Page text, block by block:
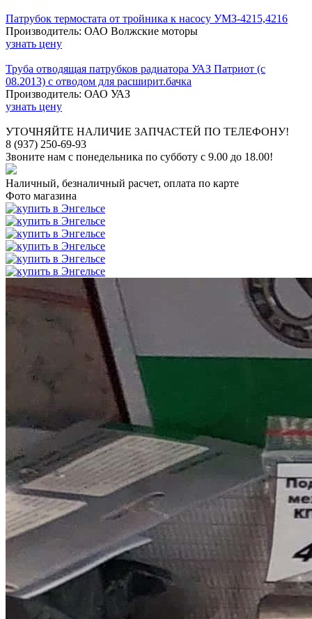
Патрубок термостата от тройника к насосу УМЗ-4215,4216
Производитель: ОАО Волжские моторы
узнать цену
Труба отводящая патрубков радиатора УАЗ Патриот (с
08.2013) с отводом для расширит.бачка
Производитель: ОАО УАЗ
узнать цену
УТОЧНЯЙТЕ НАЛИЧИЕ ЗАПЧАСТЕЙ ПО ТЕЛЕФОНУ!
8 (937) 250-69-93
Звоните нам с понедельника по субботу с 9.00 до 18.00!
Наличный, безналичный расчет, оплата по карте
Фото магазина